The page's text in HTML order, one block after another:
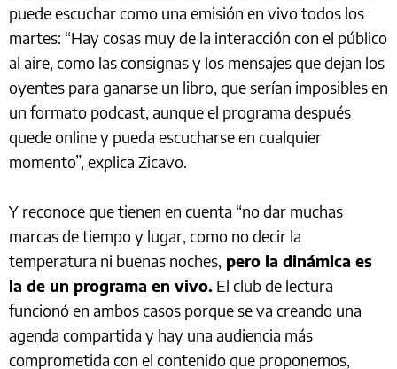
puede escuchar como una emisión en vivo todos los
martes: “Hay cosas muy de la interacción con el público
al aire, como las consignas y los mensajes que dejan los
oyentes para ganarse un libro, que serían imposibles en
un formato podcast, aunque el programa después
quede online y pueda escucharse en cualquier
momento”, explica Zicavo.
Y reconoce que tienen en cuenta “no dar muchas
marcas de tiempo y lugar, como no decir la
temperatura ni buenas noches, pero la dinámica es
la de un programa en vivo. El club de lectura
funcionó en ambos casos porque se va creando una
agenda compartida y hay una audiencia más
comprometida con el contenido que proponemos,